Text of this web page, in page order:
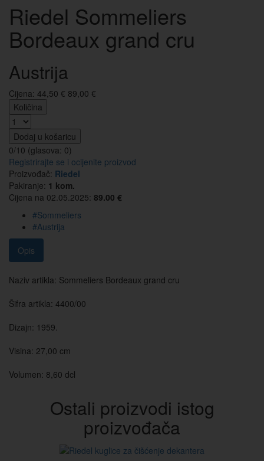
Riedel Sommeliers
Bordeaux grand cru
Austrija
Cijena: 44,50 € 89,00 €
Količina
Dodaj u košaricu
0/10 (glasova: 0)
Registrirajte se i ocijenite proizvod
Proizvođač: Riedel
Pakiranje: 1 kom.
Cijena na 02.05.2025: 89.00 €
#Sommeliers
#Austrija
Opis
Naziv artikla: Sommeliers Bordeaux grand cru
Šifra artikla: 4400/00
Dizajn: 1959.
Visina: 27,00 cm
Volumen: 8,60 dcl
Ostali proizvodi istog
proizvođača